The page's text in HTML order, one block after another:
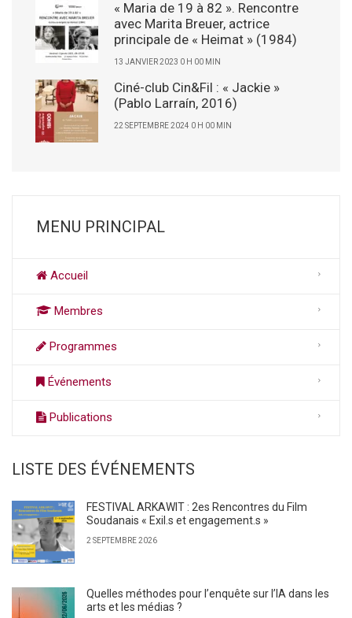
« Maria de 19 à 82 ». Rencontre
avec Marita Breuer, actrice
principale de « Heimat » (1984)
13 JANVIER 2023 0 H 00 MIN
Ciné-club Cin&Fil : « Jackie »
(Pablo Larraín, 2016)
22 SEPTEMBRE 2024 0 H 00 MIN
MENU PRINCIPAL
Accueil
Membres
Programmes
Événements
Publications
LISTE DES ÉVÉNEMENTS
FESTIVAL ARKAWIT : 2es Rencontres du Film
Soudanais « Exil.s et engagement.s »
2 SEPTEMBRE 2026
Quelles méthodes pour l’enquête sur l’IA dans les
arts et les médias ?